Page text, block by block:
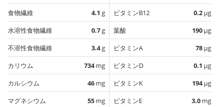
食物繊維
4.1 g
水溶性食物繊維
0.7g
不溶性食物繊維
3.4g
カリウム
734mg
カルシウム
46 mg
マグネシウム
55 mg
ビタミンB12
0.2 µg
葉酸
190 µg
ビタミンA
78 µg
ビタミンD
0.1 µg
ビタミンK
194µg
ビタミンE
3.0 mg